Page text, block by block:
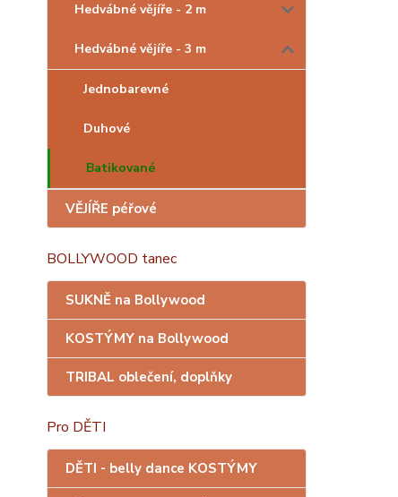
Hedvábné vějíře - 2 m
Hedvábné vějíře - 3 m
Jednobarevné
Duhové
Batikované
VĚJÍŘE péřové
BOLLYWOOD tanec
SUKNĚ na Bollywood
KOSTÝMY na Bollywood
TRIBAL oblečení, doplňky
Pro DĚTI
DĚTI - belly dance KOSTÝMY